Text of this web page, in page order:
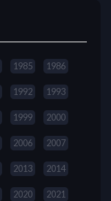
1985 1986
1992 1993
1999 2000
2006 2007
2013 2014
2020 2021